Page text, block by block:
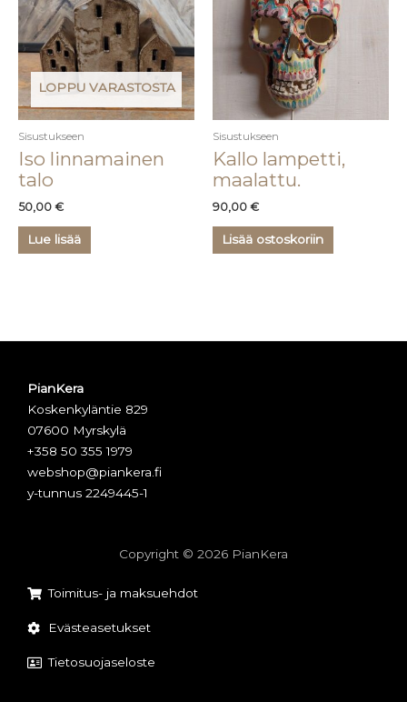
LOPPU VARASTOSTA
Sisustukseen
Iso linnamainen
talo
50,00 €
Lue lisää
Sisustukseen
Kallo lampetti,
maalattu.
90,00 €
Lisää ostoskoriin
PianKera
Koskenkyläntie 829
07600 Myrskylä
+358 50 355 1979
webshop@piankera.fi
y-tunnus 2249445-1
Copyright © 2026 PianKera
Toimitus- ja maksuehdot
Evästeasetukset
Tietosuojaseloste